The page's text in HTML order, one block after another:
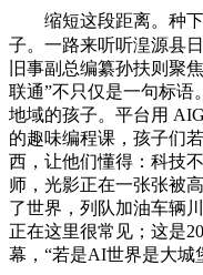
缩短这段距离。种下
子。一路来听听湟源县
旧事副总编纂孙扶则聚
联通”不只仅是一句标语
地域的孩子。平台用
的趣味编程课，孩子们
西，让他们懂得：科技
师，光影正在一张张被
了世界，列队加油车辆
正在这里很常见；这是
幕，“若是AI世界是大城